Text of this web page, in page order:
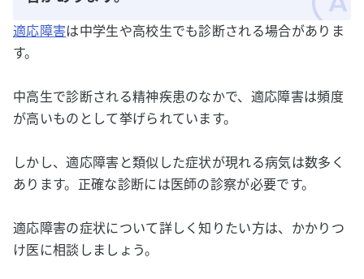
適応障害は中学生や高校生でも診断される場合がありま
す。
中高生で診断される精神疾患のなかで、適応障害は頻度
が高いものとして挙げられています。
しかし、適応障害と類似した症状が現れる病気は数多く
あります。正確な診断には医師の診察が必要です。
適応障害の症状について詳しく知りたい方は、かかりつ
け医に相談しましょう。